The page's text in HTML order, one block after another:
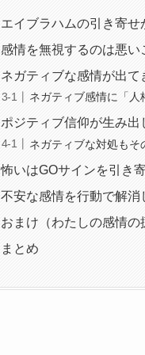
エイブラハムの引き寄せ
感情を無視するのは悪い
ネガティブな感情が出て
ネガティブ感情に「人
ポジティブ信仰が生み
ネガティブな対処も
怖いはGOサインを引き
不安な感情を行動で解消
おまけ（わたしの感情の
まとめ